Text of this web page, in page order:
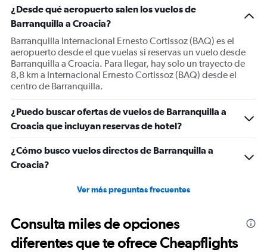
¿Desde qué aeropuerto salen los vuelos de
Barranquilla a Croacia?
Barranquilla Internacional Ernesto Cortissoz (BAQ) es el
aeropuerto desde el que vuelas si reservas un vuelo desde
Barranquilla a Croacia. Para llegar, hay solo un trayecto de
8,8 km a Internacional Ernesto Cortissoz (BAQ) desde el
centro de Barranquilla.
¿Puedo buscar ofertas de vuelos de Barranquilla a
Croacia que incluyan reservas de hotel?
¿Cómo busco vuelos directos de Barranquilla a
Croacia?
Ver más preguntas frecuentes
Consulta miles de opciones
diferentes que te ofrece Cheapflights